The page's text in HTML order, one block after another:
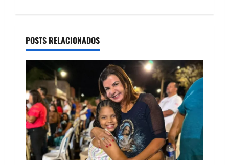
v
g
a
t
i
POSTS RELACIONADOS